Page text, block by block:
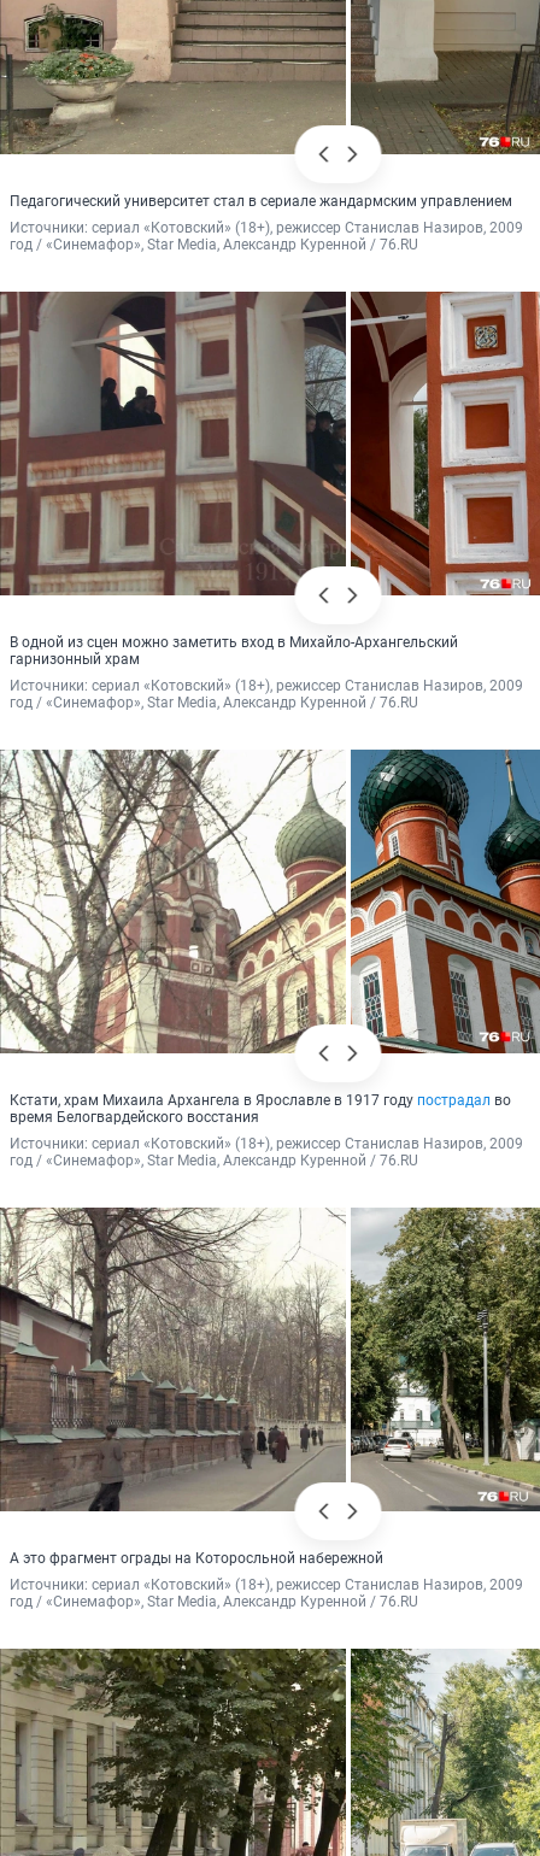
Педагогический университет стал в сериале жандармским управлением
Источники: сериал «Котовский» (18+), режиссер Станислав Назиров, 2009
год / «Синемафор», Star Media, Александр Куренной / 76.RU
В одной из сцен можно заметить вход в Михайло-Архангельский
гарнизонный храм
Источники: сериал «Котовский» (18+), режиссер Станислав Назиров, 2009
год / «Синемафор», Star Media, Александр Куренной / 76.RU
Кстати, храм Михаила Архангела в Ярославле в 1917 году пострадал во
время Белогвардейского восстания
Источники: сериал «Котовский» (18+), режиссер Станислав Назиров, 2009
год / «Синемафор», Star Media, Александр Куренной / 76.RU
А это фрагмент ограды на Которосльной набережной
Источники: сериал «Котовский» (18+), режиссер Станислав Назиров, 2009
год / «Синемафор», Star Media, Александр Куренной / 76.RU